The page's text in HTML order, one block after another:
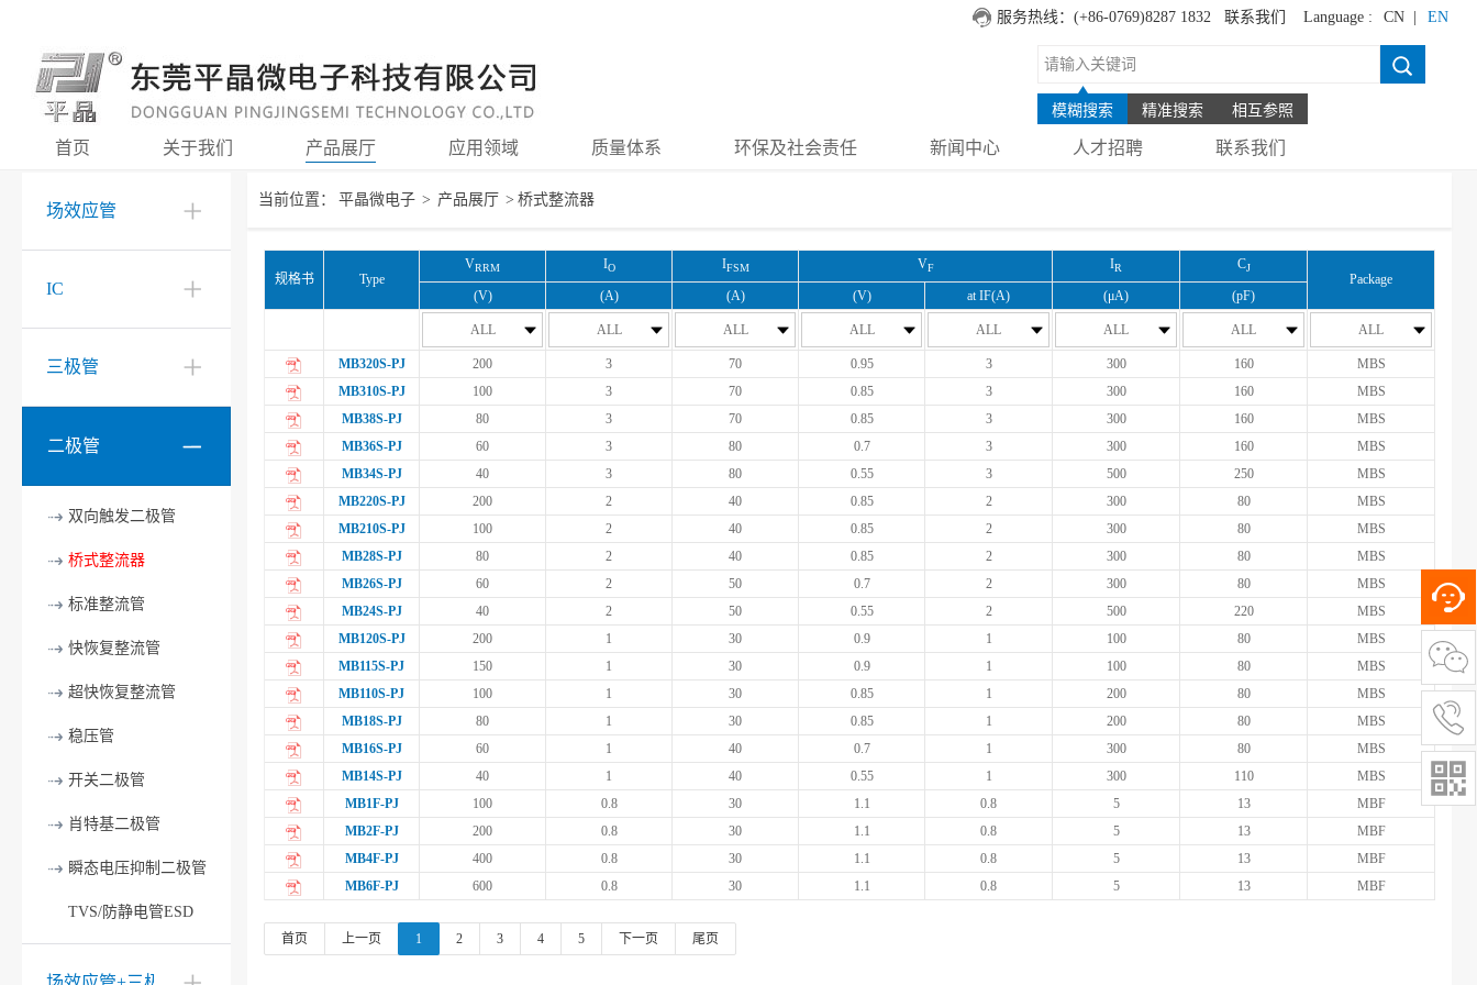
服务热线：(+86-0769)8287 1832 联系我们 Language : CN | EN
模糊搜索 精准搜索 相互参照
首页 关于我们 产品展厅 应用领域 质量体系 环保及社会责任 新闻中心 人才招聘 联系我们
场效应管
IC
三极管
二极管
双向触发二极管
桥式整流器
标准整流管
快恢复整流管
超快恢复整流管
稳压管
开关二极管
肖特基二极管
瞬态电压抑制二极管
TVS/防静电管ESD
当前位置： 平晶微电子 > 产品展厅 > 桥式整流器
规格书 Type
VRRM IO IFSM VF IR CJ
Package
(V)
(A) (A) (V) at IF(A) (μA) (pF)
ALL ALL ALL ALL ALL ALL ALL ALL
MB320S-PJ 200 3 70 0.95 3 300 160
MBS
MB310S-PJ
100 3 70 0.85 3 300 160
MBS
MB38S-PJ
80 3 70 0.85 3 300 160
MBS
MB36S-PJ
60 3 80 0.7 3 300 160
MBS
MB34S-PJ
40 3 80 0.55 3 500 250
MBS
MB220S-PJ
200 2 40 0.85 2 300 80
MBS
MB210S-PJ
100 2 40 0.85 2 300 80
MBS
MB28S-PJ
80 2 40 0.85 2 300 80
MBS
MB26S-PJ
60 2 50 0.7 2 300 80
MBS
MB24S-PJ
40 2 50 0.55 2 500 220
MBS
MB120S-PJ
200 1 30 0.9 1 100 80
MBS
MB115S-PJ
150 1 30 0.9 1 100 80
MBS
MB110S-PJ
100 1 30 0.85 1 200 80
MBS
MB18S-PJ
80 1 30 0.85 1 200 80
MBS
MB16S-PJ
60 1 40 0.7 1 300 80
MBS
MB14S-PJ
40 1 40 0.55 1 300 110
MBS
MB1F-PJ
100 0.8 30 1.1 0.8 5 13
MBF
MB2F-PJ
200 0.8 30 1.1 0.8 5 13
MBF
MB4F-PJ
400 0.8 30 1.1 0.8 5 13
MBF
MB6F-PJ
600 0.8 30 1.1 0.8 5 13 MBF
首页 上一页 1 2 3 4 5 下一页 尾页